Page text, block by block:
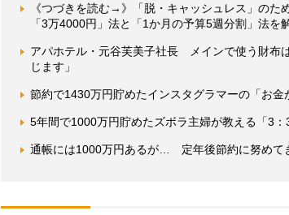
《つづきを読む→》「脱・キャッシュレス」の
「3万4000円」法と「1か月の予算5週分割」法を
アパホテル・元谷芙美子社長 メインで使う財布
じます」
節約で1430万円貯めたインスタグラマーの「お金
5年間で1000万円貯めたズボラ主婦が教える「3：
通帳には1000万円あるが… 定年後節約に努めて